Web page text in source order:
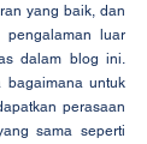
yang baik, dan
pengalaman luar
dalam blog ini.
untuk
perasaan
sama seperti